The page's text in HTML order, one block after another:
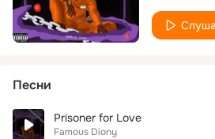
Песни
Prisoner for Love
Famous Diony